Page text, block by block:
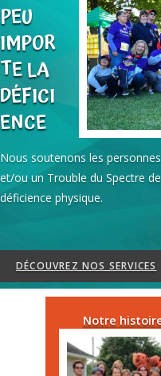
PEU
IMPOR
TE LA
DÉFICI
ENCE
Nous soutenons les
et/ou un Trouble du Spectre
déficience physique.
DÉCOUVREZ NOS SERVICES
Notre